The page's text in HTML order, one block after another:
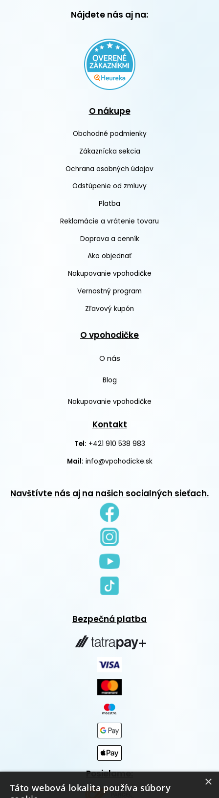
Nájdete nás aj na:
O nákupe
Obchodné podmienky
Zákaznícka sekcia
Ochrana osobných údajov
Odstúpenie od zmluvy
Platba
Reklamácie a vrátenie tovaru
Doprava a cenník
Ako objednať
Nakupovanie vpohodičke
Vernostný program
Zľavový kupón
O vpohodičke
O nás
Blog
Nakupovanie vpohodičke
Kontakt
Tel: +421 910 538 983
Mail: info@vpohodicke.sk
Navštívte nás aj na našich socialných sieťach.
Bezpečná platba
Posielame: ×
Táto webová lokalita používa súbory